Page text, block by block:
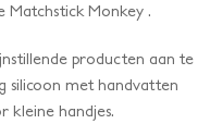
Matchstick Monkey .
producten aan te
silicoon met handvatten
kleine handjes.